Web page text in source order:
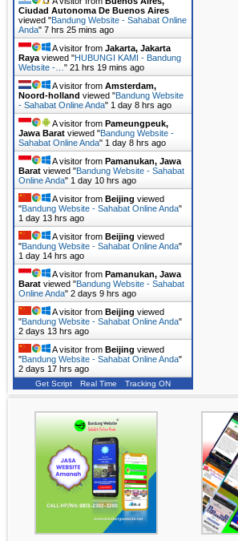
Ciudad Autonoma De Buenos Aires
viewed "Bandung Website - Sahabat Online
Anda" 7 hrs 25 mins ago
A visitor from Jakarta, Jakarta
Raya viewed "HUBUNGI KAMI - Bandung
Website -… " 21 hrs 19 mins ago
A visitor from Amsterdam,
Noord-holland viewed "Bandung Website
- Sahabat Online Anda" 1 day 8 hrs ago
A visitor from Pameungpeuk,
Jawa Barat viewed "Bandung Website -
Sahabat Online Anda" 1 day 8 hrs ago
A visitor from Pamanukan, Jawa
Barat viewed "Bandung Website - Sahabat
Online Anda" 1 day 10 hrs ago
A visitor from Beijing viewed
"Bandung Website - Sahabat Online Anda"
1 day 13 hrs ago
A visitor from Beijing viewed
"Bandung Website - Sahabat Online Anda"
1 day 14 hrs ago
A visitor from Pamanukan, Jawa
Barat viewed "Bandung Website - Sahabat
Online Anda" 2 days 9 hrs ago
A visitor from Beijing viewed
"Bandung Website - Sahabat Online Anda"
2 days 13 hrs ago
A visitor from Beijing viewed
"Bandung Website - Sahabat Online Anda"
2 days 17 hrs ago
Get Script Real Time Tracking ON